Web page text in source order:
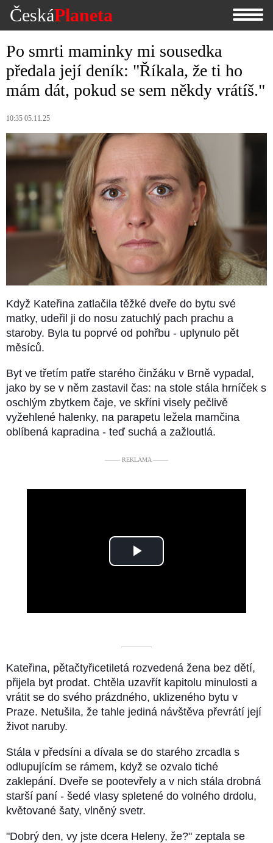
ČeskáPlaneta
Po smrti maminky mi sousedka
předala její deník: "Říkala, že ti ho
mám dát, pokud se sem někdy vrátíš."
10:35 05.11.25
Když Kateřina zatlačila těžké dveře do bytu své
matky, udeřil ji do nosu zatuchlý pach prachu a
staroby. Byla tu poprvé od pohřbu - uplynulo pět
měsíců.
Byt ve třetím patře starého činžáku v Brně vypadal,
jako by se v něm zastavil čas: na stole stála hrníček s
oschlým zbytkem čaje, ve skříni visely pečlivě
vyžehlené halenky, na parapetu ležela mamčina
oblíbená kapradina - teď suchá a zažloutlá.
––––– REKLAMA –––––
Play
––––––––––
Kateřina, pětačtyřicetiletá rozvedená žena bez dětí,
přijela byt prodat. Chtěla uzavřít kapitolu minulosti a
vrátit se do svého prázdného, uklizeného bytu v
Praze. Netušila, že tahle jediná návštěva převrátí její
život naruby.
Stála v předsíni a dívala se do starého zrcadla s
odlupujícím se rámem, když se ozvalo tiché
zaklepání. Dveře se pootevřely a v nich stála drobná
starší paní - šedé vlasy spletené do volného drdolu,
květované šaty, vlněný svetr.
"Dobrý den, vy jste dcera Heleny, že?" zeptala se